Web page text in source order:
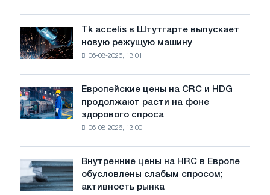
Великой
Отечественной
войны
несмотря
на
летнее
замедление
роста
цен
Tk
accelis
в
новую
режущую
машину
Tk accelis в Штутгарте выпускает
новую режущую машину
06-08-2026, 13:01
Европейские
цены
на
продолжают
расти
Европейские цены на CRC и HDG
продолжают расти на фоне
здорового спроса
06-08-2026, 13:00
Внутренние
цены
на
Внутренние цены на HRC в Европе
обусловлены слабым спросом;
активность рынка